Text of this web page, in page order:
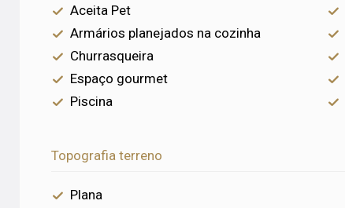
Aceita Pet
Armários planejados na cozinha
Churrasqueira
Espaço gourmet
Piscina
Topografia terreno
Plana